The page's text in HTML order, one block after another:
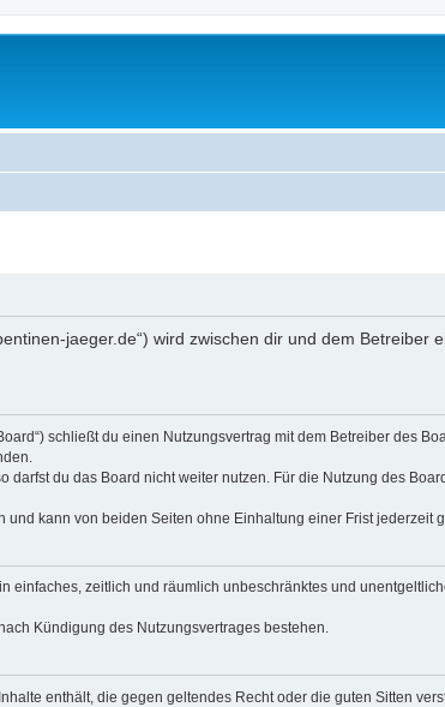
jaeger.de“) wird zwischen dir und dem Betreiber
schließt du einen Nutzungsvertrag mit dem Betreiber des
darfst du das Board nicht weiter nutzen. Für die Nutzung des
und kann von beiden Seiten ohne Einhaltung einer Frist jederzeit
einfaches, zeitlich und räumlich unbeschränktes und
Kündigung des Nutzungsvertrages bestehen.
enthält, die gegen geltendes Recht oder die guten Sitten